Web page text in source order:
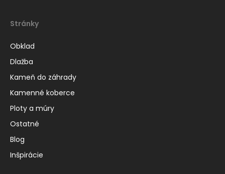
Stránky
Obklad
Dlažba
Kameň do záhrady
Kamenné koberce
Ploty a múry
Ostatné
Blog
Inšpirácie